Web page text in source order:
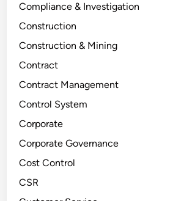
Compliance & Investigation
Construction
Construction & Mining
Contract
Contract Management
Control System
Corporate
Corporate Governance
Cost Control
CSR